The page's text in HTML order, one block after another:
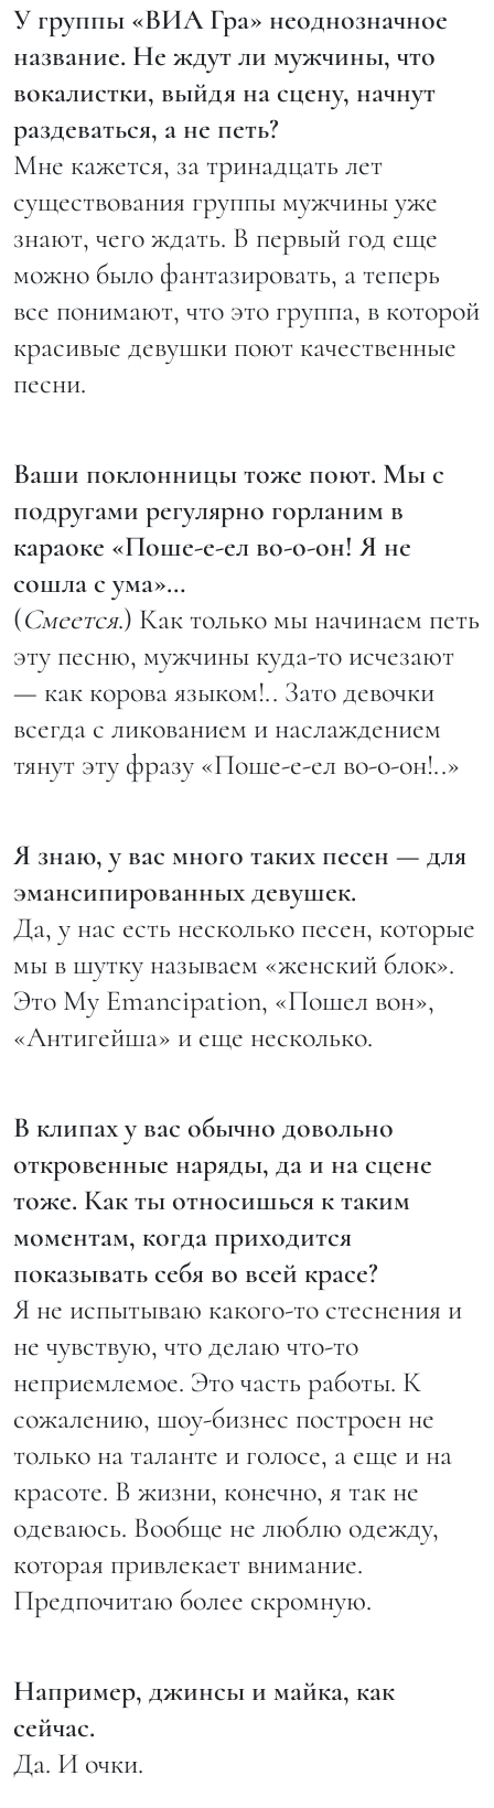
У группы «ВИА Гра» неоднозначное
название. Не ждут ли мужчины, что
вокалистки, выйдя на сцену, начнут
раздеваться, а не петь?
Мне кажется, за тринадцать лет
существования группы мужчины уже
знают, чего ждать. В первый год еще
можно было фантазировать, а теперь
все понимают, что это группа, в которой
красивые девушки поют качественные
песни.
Ваши поклонницы тоже поют. Мы с
подругами регулярно горланим в
караоке «Поше-е-ел во-о-он! Я не
сошла с ума»…
(Смеется.) Как только мы начинаем петь
эту песню, мужчины куда-то исчезают
— как корова языком!.. Зато девочки
всегда с ликованием и наслаждением
тянут эту фразу «Поше-е-ел во-о-он!..»
Я знаю, у вас много таких песен — для
эмансипированных девушек.
Да, у нас есть несколько песен, которые
мы в шутку называем «женский блок».
Это My Emancipation, «Пошел вон»,
«Антигейша» и еще несколько.
В клипах у вас обычно довольно
откровенные наряды, да и на сцене
тоже. Как ты относишься к таким
моментам, когда приходится
показывать себя во всей красе?
Я не испытываю какого-то стеснения и
не чувствую, что делаю что-то
неприемлемое. Это часть работы. К
сожалению, шоу-бизнес построен не
только на таланте и голосе, а еще и на
красоте. В жизни, конечно, я так не
одеваюсь. Вообще не люблю одежду,
которая привлекает внимание.
Предпочитаю более скромную.
Например, джинсы и майка, как
сейчас.
Да. И очки.